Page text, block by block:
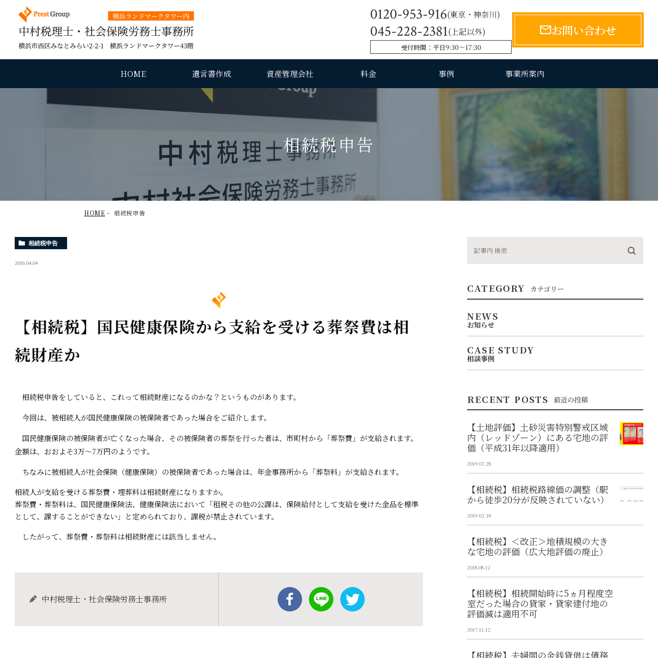
中村税理士・社会保険労務士事務所 0120-953-916(東京・神奈川)
045-228-2381(上記以外)
受付時間：平日9:30〜17:30
お問い合わせ
HOME 遺言書作成 資産管理会社 料金 事例 事業所案内
相続税申告
HOME 相続税申告
相続税申告
2016.04.04
【相続税】国民健康保険から支給を受ける葬祭費は相
続財産か
相続税申告をしていると、これって相続財産になるのかな？というものがあります。
今回は、被相続人が国民健康保険の被保険者であった場合をご紹介します。
国民健康保険の被保険者が亡くなった場合、その被保険者の葬祭を行った者は、市町村から「葬祭費」が支給されます。
金額は、おおよそ3万～7万円のようです。
ちなみに被相続人が社会保険（健康保険）の被保険者であった場合は、年金事務所から「葬祭料」が支給されます。
相続人が支給を受ける葬祭費・埋葬料は相続財産になりますか。
葬祭費・葬祭料は、国民健康保険法、健康保険法において「租税その他の公課は、保険給付として支給を受けた金品を標準
として、課することができない」と定められており、課税が禁止されています。
したがって、葬祭費・葬祭料は相続財産には該当しません。
中村税理士・社会保険労務士事務所
CATEGORY カテゴリー
NEWS
お知らせ
CASE STUDY
相談事例
RECENT POSTS 最近の投稿
【土地評価】土砂災害特別警戒区域
内（レッドゾーン）にある宅地の評
価（平成31年以降適用）
2019.07.28
【相続税】相続税路線価の調整（駅
から徒歩20分が反映されていない）
2019.02.18
【相続税】＜改正＞地積規模の大き
な宅地の評価（広大地評価の廃止）
2018.08.12
【相続税】相続開始時に5ヵ月程度空
室だった場合の貸家・貸家建付地の
評価減は適用不可
2017.11.12
【相続税】夫婦間の金銭貸借は債務